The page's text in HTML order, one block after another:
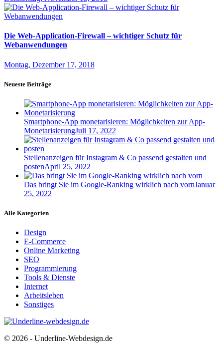
Die Web-Application-Firewall – wichtiger Schutz für
Webanwendungen
Montag, Dezember 17, 2018
Neueste Beiträge
Smartphone-App monetarisieren: Möglichkeiten zur App-
MonetarisierungJuli 17, 2022
Stellenanzeigen für Instagram & Co passend gestalten und
postenApril 25, 2022
Das bringt Sie im Google-Ranking wirklich nach vornJanuar
25, 2022
Alle Kategorien
Design
E-Commerce
Online Marketing
SEO
Programmierung
Tools & Dienste
Internet
Arbeitsleben
Sonstiges
© 2026 - Underline-Webdesign.de